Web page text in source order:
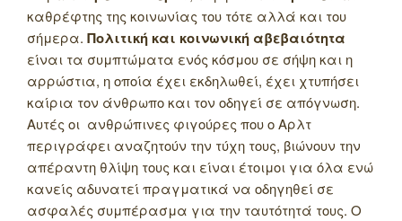
καθρέφτης της κοινωνίας του τότε αλλά και του
σήμερα. Πολιτική και κοινωνική αβεβαιότητα
είναι τα συμπτώματα ενός κόσμου σε σήψη και η
αρρώστια, η οποία έχει εκδηλωθεί, έχει χτυπήσει
καίρια τον άνθρωπο και τον οδηγεί σε απόγνωση.
Αυτές οι ανθρώπινες φιγούρες που ο Αρλτ
περιγράφει αναζητούν την τύχη τους, βιώνουν την
απέραντη θλίψη τους και είναι έτοιμοι για όλα ενώ
κανείς αδυνατεί πραγματικά να οδηγηθεί σε
ασφαλές συμπέρασμα για την ταυτότητά τους. Ο